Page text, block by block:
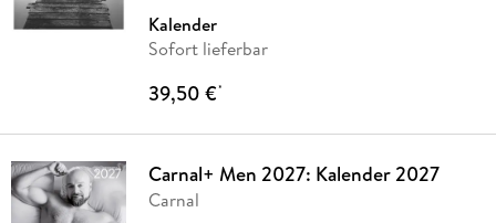
Kalender
Sofort lieferbar
39,50 €*
Carnal+ Men 2027: Kalender 2027
Carnal